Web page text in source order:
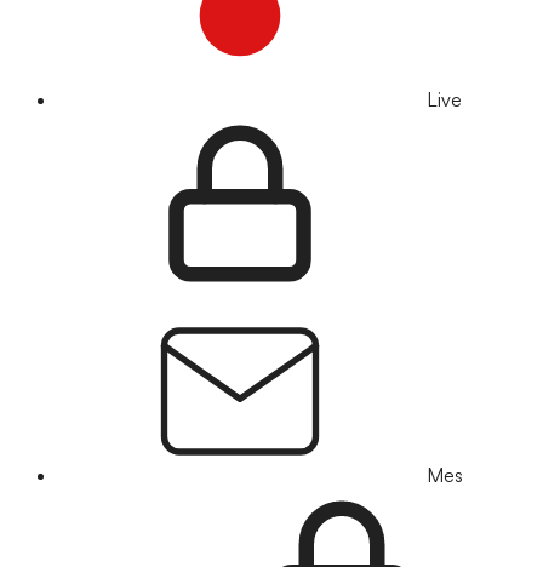
Live
Mes